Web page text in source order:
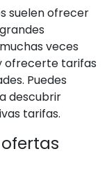
suelen ofrecer
veces
ofrecerte tarifas
Puedes
descubrir
tarifas.